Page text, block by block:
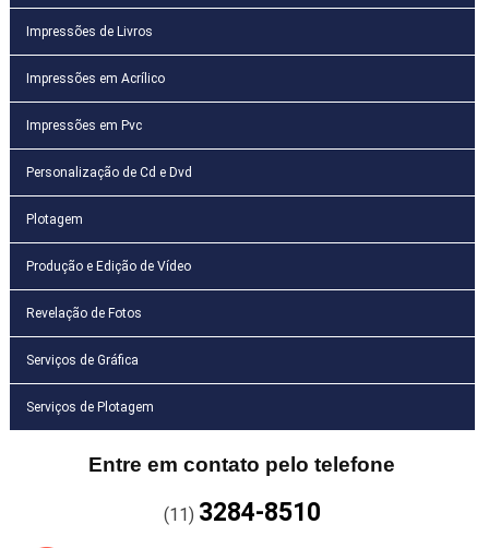
Impressões de Livros
Impressões em Acrílico
Impressões em Pvc
Personalização de Cd e Dvd
Plotagem
Produção e Edição de Vídeo
Revelação de Fotos
Serviços de Gráfica
Serviços de Plotagem
Entre em contato pelo telefone
(11) 3284-8510